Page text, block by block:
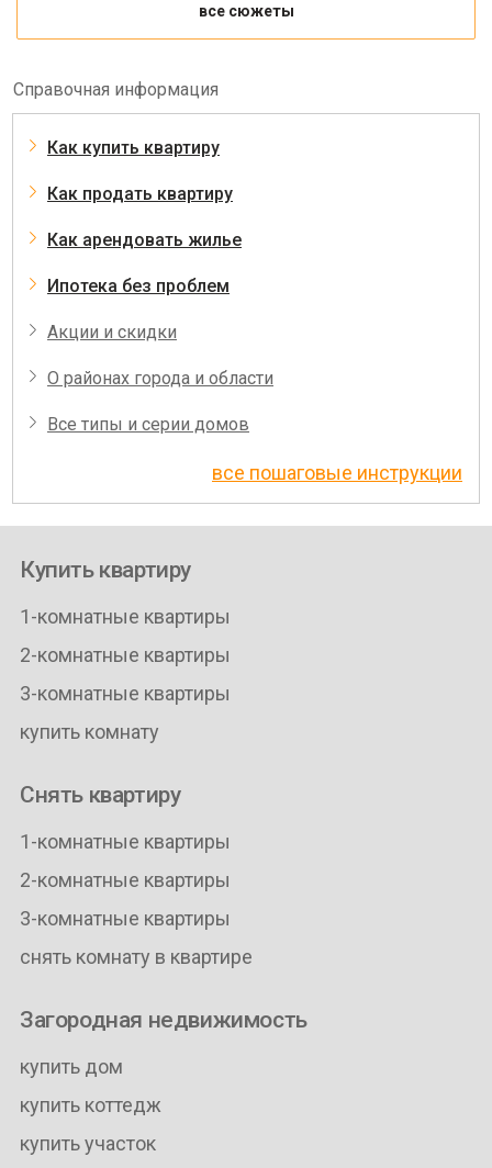
все сюжеты
Справочная информация
Как купить квартиру
Как продать квартиру
Как арендовать жилье
Ипотека без проблем
Акции и скидки
О районах города и области
Все типы и серии домов
все пошаговые инструкции
Купить квартиру
1-комнатные квартиры
2-комнатные квартиры
3-комнатные квартиры
купить комнату
Снять квартиру
1-комнатные квартиры
2-комнатные квартиры
3-комнатные квартиры
снять комнату в квартире
Загородная недвижимость
купить дом
купить коттедж
купить участок